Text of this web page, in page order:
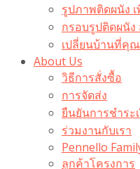
รูปภาพติดผนัง
กรอบรูปติดผนั
เปลี่ยนบ้านที่คุ
About Us
วิธีการสั่งซื้อ
การจัดส่ง
ยืนยันการชำระ
ร่วมงานกับเรา
Pennello
ลูกค้าโครงการ